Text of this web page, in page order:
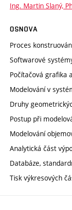
Ing. Martin Slaný,
OSNOVA
Proces
Softwarové
Počítačová grafika
Modelování v
Druhy
Postup při
Modelování
Analytická část
Databáze,
Tisk výkresových